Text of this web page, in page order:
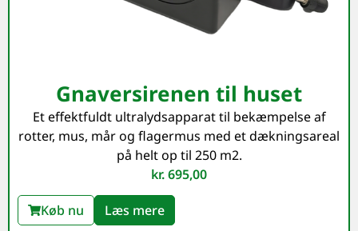
Gnaversirenen til huset
Et effektfuldt ultralydsapparat til bekæmpelse af
rotter, mus, mår og flagermus med et dækningsareal
på helt op til 250 m2.
kr.695,00
Køb nu Læs mere